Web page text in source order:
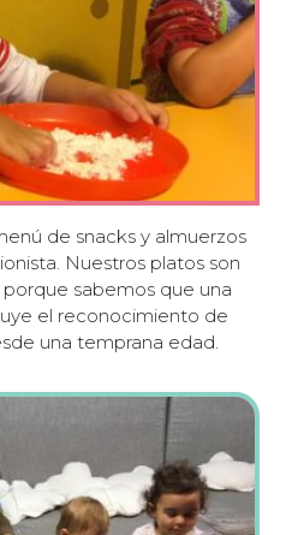
de snacks y almuerzos
Nuestros platos son
sabemos que una
el reconocimiento de
una temprana edad.